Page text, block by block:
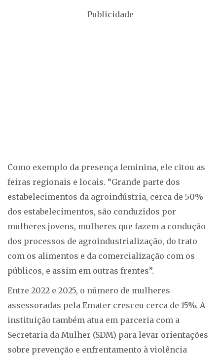
Publicidade
Como exemplo da presença feminina, ele citou as
feiras regionais e locais. “Grande parte dos
estabelecimentos da agroindústria, cerca de 50%
dos estabelecimentos, são conduzidos por
mulheres jovens, mulheres que fazem a condução
dos processos de agroindustrialização, do trato
com os alimentos e da comercialização com os
públicos, e assim em outras frentes”.
Entre 2022 e 2025, o número de mulheres
assessoradas pela Emater cresceu cerca de 15%. A
instituição também atua em parceria com a
Secretaria da Mulher (SDM) para levar orientações
sobre prevenção e enfrentamento à violência